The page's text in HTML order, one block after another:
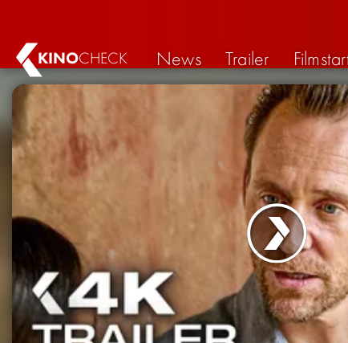
KINOCHECK News Trailer